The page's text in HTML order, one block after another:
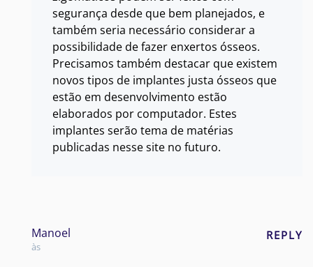
segurança desde que bem planejados, e
também seria necessário considerar a
possibilidade de fazer enxertos ósseos.
Precisamos também destacar que existem
novos tipos de implantes justa ósseos que
estão em desenvolvimento estão
elaborados por computador. Estes
implantes serão tema de matérias
publicadas nesse site no futuro.
Manoel
às
REPLY